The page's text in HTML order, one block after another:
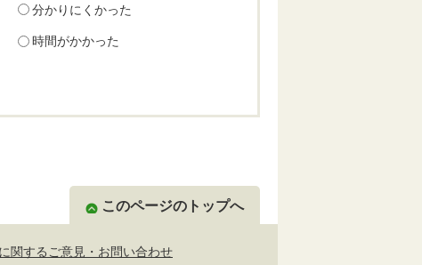
分かりにくかった
時間がかかった
このページのトップへ
関するご意見・お問い合わせ